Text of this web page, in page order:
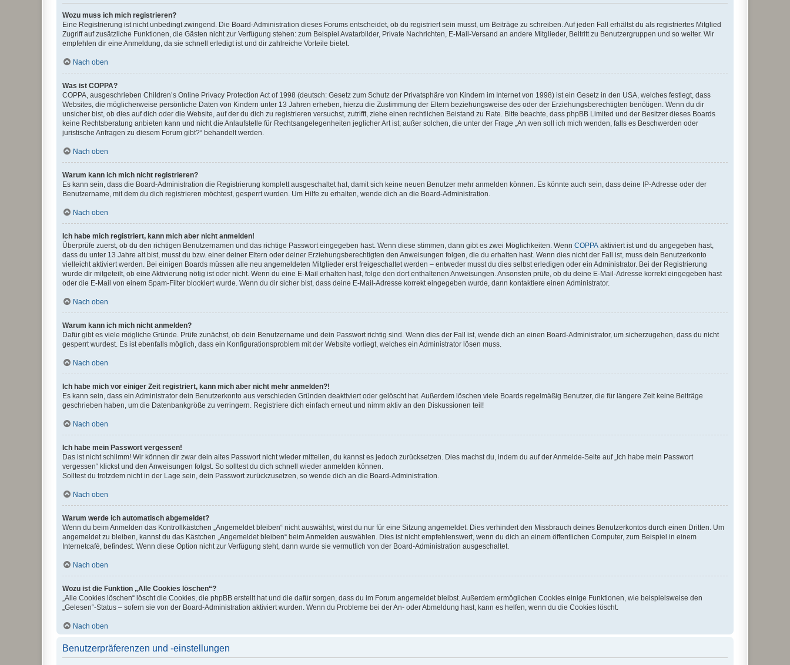
Wozu muss ich mich registrieren?
Eine Registrierung ist nicht unbedingt zwingend. Die Board-Administration dieses Forums entscheidet, ob du registriert sein musst, um Beiträge zu schreiben. Auf jeden Fall erhältst du als registriertes Mitglied
Zugriff auf zusätzliche Funktionen, die Gästen nicht zur Verfügung stehen: zum Beispiel Avatarbilder, Private Nachrichten, E-Mail-Versand an andere Mitglieder, Beitritt zu Benutzergruppen und so weiter. Wir
empfehlen dir eine Anmeldung, da sie schnell erledigt ist und dir zahlreiche Vorteile bietet.
Nach oben
Was ist COPPA?
COPPA, ausgeschrieben Children’s Online Privacy Protection Act of 1998 (deutsch: Gesetz zum Schutz der Privatsphäre von Kindern im Internet von 1998) ist ein Gesetz in den USA, welches festlegt, dass
Websites, die möglicherweise persönliche Daten von Kindern unter 13 Jahren erheben, hierzu die Zustimmung der Eltern beziehungsweise des oder der Erziehungsberechtigten benötigen. Wenn du dir
unsicher bist, ob dies auf dich oder die Website, auf der du dich zu registrieren versuchst, zutrifft, ziehe einen rechtlichen Beistand zu Rate. Bitte beachte, dass phpBB Limited und der Besitzer dieses Boards
keine Rechtsberatung anbieten kann und nicht die Anlaufstelle für Rechtsangelegenheiten jeglicher Art ist; außer solchen, die unter der Frage „An wen soll ich mich wenden, falls es Beschwerden oder
juristische Anfragen zu diesem Forum gibt?“ behandelt werden.
Nach oben
Warum kann ich mich nicht registrieren?
Es kann sein, dass die Board-Administration die Registrierung komplett ausgeschaltet hat, damit sich keine neuen Benutzer mehr anmelden können. Es könnte auch sein, dass deine IP-Adresse oder der
Benutzername, mit dem du dich registrieren möchtest, gesperrt wurden. Um Hilfe zu erhalten, wende dich an die Board-Administration.
Nach oben
Ich habe mich registriert, kann mich aber nicht anmelden!
Überprüfe zuerst, ob du den richtigen Benutzernamen und das richtige Passwort eingegeben hast. Wenn diese stimmen, dann gibt es zwei Möglichkeiten. Wenn COPPA aktiviert ist und du angegeben hast,
dass du unter 13 Jahre alt bist, musst du bzw. einer deiner Eltern oder deiner Erziehungsberechtigten den Anweisungen folgen, die du erhalten hast. Wenn dies nicht der Fall ist, muss dein Benutzerkonto
vielleicht aktiviert werden. Bei einigen Boards müssen alle neu angemeldeten Mitglieder erst freigeschaltet werden – entweder musst du dies selbst erledigen oder ein Administrator. Bei der Registrierung
wurde dir mitgeteilt, ob eine Aktivierung nötig ist oder nicht. Wenn du eine E-Mail erhalten hast, folge den dort enthaltenen Anweisungen. Ansonsten prüfe, ob du deine E-Mail-Adresse korrekt eingegeben hast
oder die E-Mail von einem Spam-Filter blockiert wurde. Wenn du dir sicher bist, dass deine E-Mail-Adresse korrekt eingegeben wurde, dann kontaktiere einen Administrator.
Nach oben
Warum kann ich mich nicht anmelden?
Dafür gibt es viele mögliche Gründe. Prüfe zunächst, ob dein Benutzername und dein Passwort richtig sind. Wenn dies der Fall ist, wende dich an einen Board-Administrator, um sicherzugehen, dass du nicht
gesperrt wurdest. Es ist ebenfalls möglich, dass ein Konfigurationsproblem mit der Website vorliegt, welches ein Administrator lösen muss.
Nach oben
Ich habe mich vor einiger Zeit registriert, kann mich aber nicht mehr anmelden?!
Es kann sein, dass ein Administrator dein Benutzerkonto aus verschieden Gründen deaktiviert oder gelöscht hat. Außerdem löschen viele Boards regelmäßig Benutzer, die für längere Zeit keine Beiträge
geschrieben haben, um die Datenbankgröße zu verringern. Registriere dich einfach erneut und nimm aktiv an den Diskussionen teil!
Nach oben
Ich habe mein Passwort vergessen!
Das ist nicht schlimm! Wir können dir zwar dein altes Passwort nicht wieder mitteilen, du kannst es jedoch zurücksetzen. Dies machst du, indem du auf der Anmelde-Seite auf „Ich habe mein Passwort
vergessen“ klickst und den Anweisungen folgst. So solltest du dich schnell wieder anmelden können.
Solltest du trotzdem nicht in der Lage sein, dein Passwort zurückzusetzen, so wende dich an die Board-Administration.
Nach oben
Warum werde ich automatisch abgemeldet?
Wenn du beim Anmelden das Kontrollkästchen „Angemeldet bleiben“ nicht auswählst, wirst du nur für eine Sitzung angemeldet. Dies verhindert den Missbrauch deines Benutzerkontos durch einen Dritten. Um
angemeldet zu bleiben, kannst du das Kästchen „Angemeldet bleiben“ beim Anmelden auswählen. Dies ist nicht empfehlenswert, wenn du dich an einem öffentlichen Computer, zum Beispiel in einem
Internetcafé, befindest. Wenn diese Option nicht zur Verfügung steht, dann wurde sie vermutlich von der Board-Administration ausgeschaltet.
Nach oben
Wozu ist die Funktion „Alle Cookies löschen“?
„Alle Cookies löschen“ löscht die Cookies, die phpBB erstellt hat und die dafür sorgen, dass du im Forum angemeldet bleibst. Außerdem ermöglichen Cookies einige Funktionen, wie beispielsweise den
„Gelesen“-Status – sofern sie von der Board-Administration aktiviert wurden. Wenn du Probleme bei der An- oder Abmeldung hast, kann es helfen, wenn du die Cookies löscht.
Nach oben
Benutzerpräferenzen und -einstellungen